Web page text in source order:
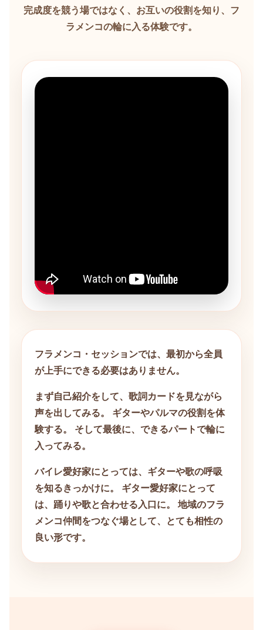
完成度を競う場ではなく、お互いの役割を知り、フ
ラメンコの輪に入る体験です。
フラメンコ・セッションでは、最初から全員
が上手にできる必要はありません。
まず自己紹介をして、歌詞カードを見ながら
声を出してみる。 ギターやパルマの役割を体
験する。 そして最後に、できるパートで輪に
入ってみる。
バイレ愛好家にとっては、ギターや歌の呼吸
を知るきっかけに。 ギター愛好家にとって
は、踊りや歌と合わせる入口に。 地域のフラ
メンコ仲間をつなぐ場として、とても相性の
良い形です。